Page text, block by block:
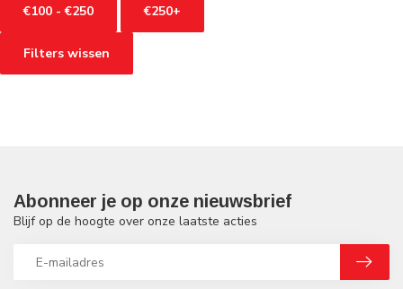
€100 - €250 €250+
Filters wissen
Abonneer je op onze nieuwsbrief
Blijf op de hoogte over onze laatste acties